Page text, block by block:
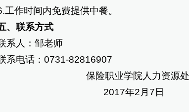
作时间内免费提供中餐。
、联系方式
系人：邹老师
系电话：0731-82816907
险职业学院人力资源处
年2月7日